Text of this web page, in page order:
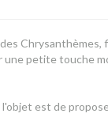
Chrysanthèmes,
une petite touche
est de